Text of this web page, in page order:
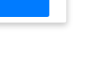
un bac de
TRAVAIL
et sans fil